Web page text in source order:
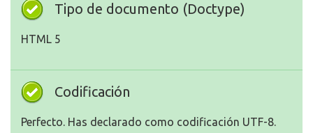
Tipo de documento (Doctype)
HTML 5
Codificación
Perfecto. Has declarado como codificación UTF-8.